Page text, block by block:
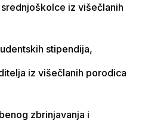
iz višečlanih
stipendija,
iz višečlanih porodica
zbrinjavanja i